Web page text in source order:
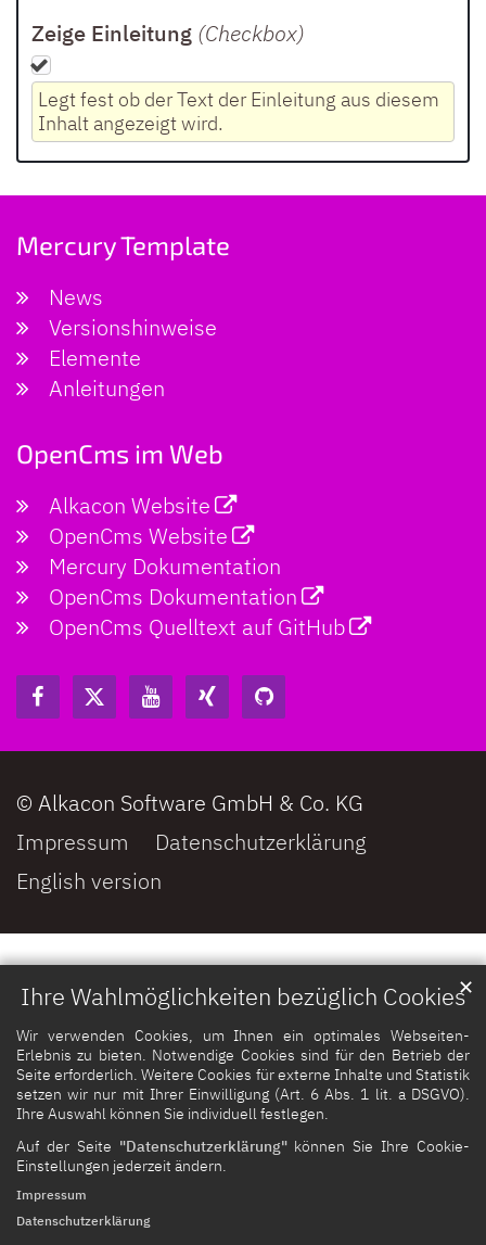
Ihre Wahlmöglichkeiten bezüglich Cookies
Wir verwenden Cookies, um Ihnen ein optimales Webseiten-
Erlebnis zu bieten. Notwendige Cookies sind für den Betrieb der
Seite erforderlich. Weitere Cookies für externe Inhalte und Statistik
setzen wir nur mit Ihrer Einwilligung (Art. 6 Abs. 1 lit. a DSGVO).
Ihre Auswahl können Sie individuell festlegen.
Auf der Seite "Datenschutzerklärung"können Sie Ihre Cookie-
Einstellungen jederzeit ändern.
✕
Impressum
Datenschutzerklärung
Zeige Einleitung (Checkbox)
Legt fest ob der Text der Einleitung aus diesem
Inhalt angezeigt wird.
Mercury Template
News
Versionshinweise
Elemente
Anleitungen
OpenCms im Web
Alkacon Website
OpenCms Website
Mercury Dokumentation
OpenCms Dokumentation
OpenCms Quelltext auf GitHub
© Alkacon Software GmbH & Co. KG
Impressum
Datenschutzerklärung
English version